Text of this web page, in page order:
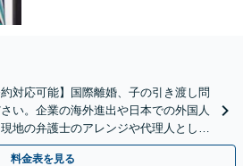
対応可能】国際離婚、子の引き渡し問
い。企業の海外進出や日本での外国人
地の弁護士のアレンジや代理人として
ピーディーに解決します。
料金表を見る